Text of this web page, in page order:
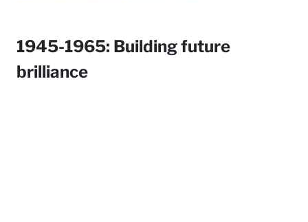
1945-1965: Building future
brilliance